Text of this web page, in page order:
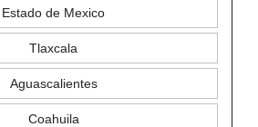
Estado de Mexico
Tlaxcala
Aguascalientes
Coahuila